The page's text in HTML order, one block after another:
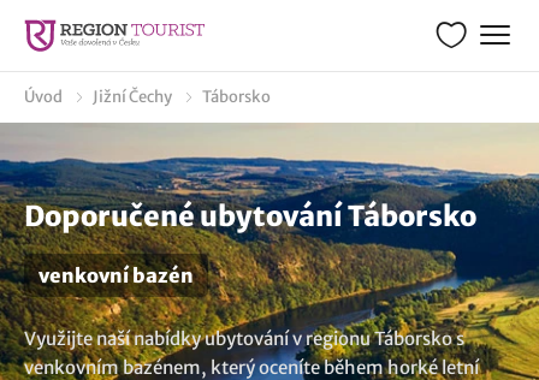
Úvod Jižní Čechy Táborsko
Doporučené ubytování Táborsko
venkovní bazén
Využijte naší nabídky ubytování v regionu Táborsko s
venkovním bazénem, který oceníte během horké letní